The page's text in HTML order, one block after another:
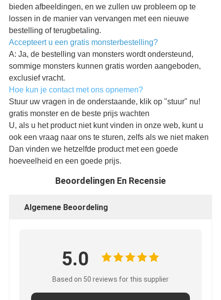
bieden afbeeldingen, en we zullen uw probleem op te
lossen in de manier van vervangen met een nieuwe
bestelling of terugbetaling.
Accepteert u een gratis monsterbestelling?
A: Ja, de bestelling van monsters wordt ondersteund,
sommige monsters kunnen gratis worden aangeboden,
exclusief vracht.
Hoe kun je contact met ons opnemen?
Stuur uw vragen in de onderstaande, klik op "stuur" nu!
gratis monster en de beste prijs wachten
U, als u het product niet kunt vinden in onze web, kunt u
ook een vraag naar ons te sturen, zelfs als we niet maken
Dan vinden we hetzelfde product met een goede
hoeveelheid en een goede prijs.
Beoordelingen En Recensie
Algemene Beoordeling
5.0
Based on 50 reviews for this supplier